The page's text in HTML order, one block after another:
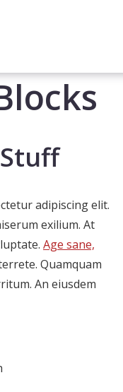
adipiscing elit.
exilium. At
Age sane,
Quamquam
An eiusdem